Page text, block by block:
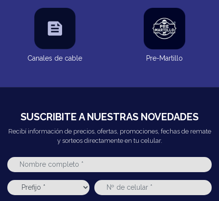
Canales de cable Pre-Martillo
SUSCRIBITE A NUESTRAS NOVEDADES
Recibí información de precios, ofertas, promociones, fechas de remate
y sorteos directamente en tu celular.